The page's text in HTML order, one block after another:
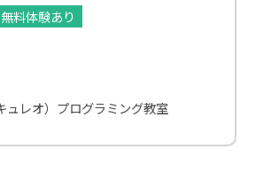
無料体験あり
ュレオ）プログラミング教室